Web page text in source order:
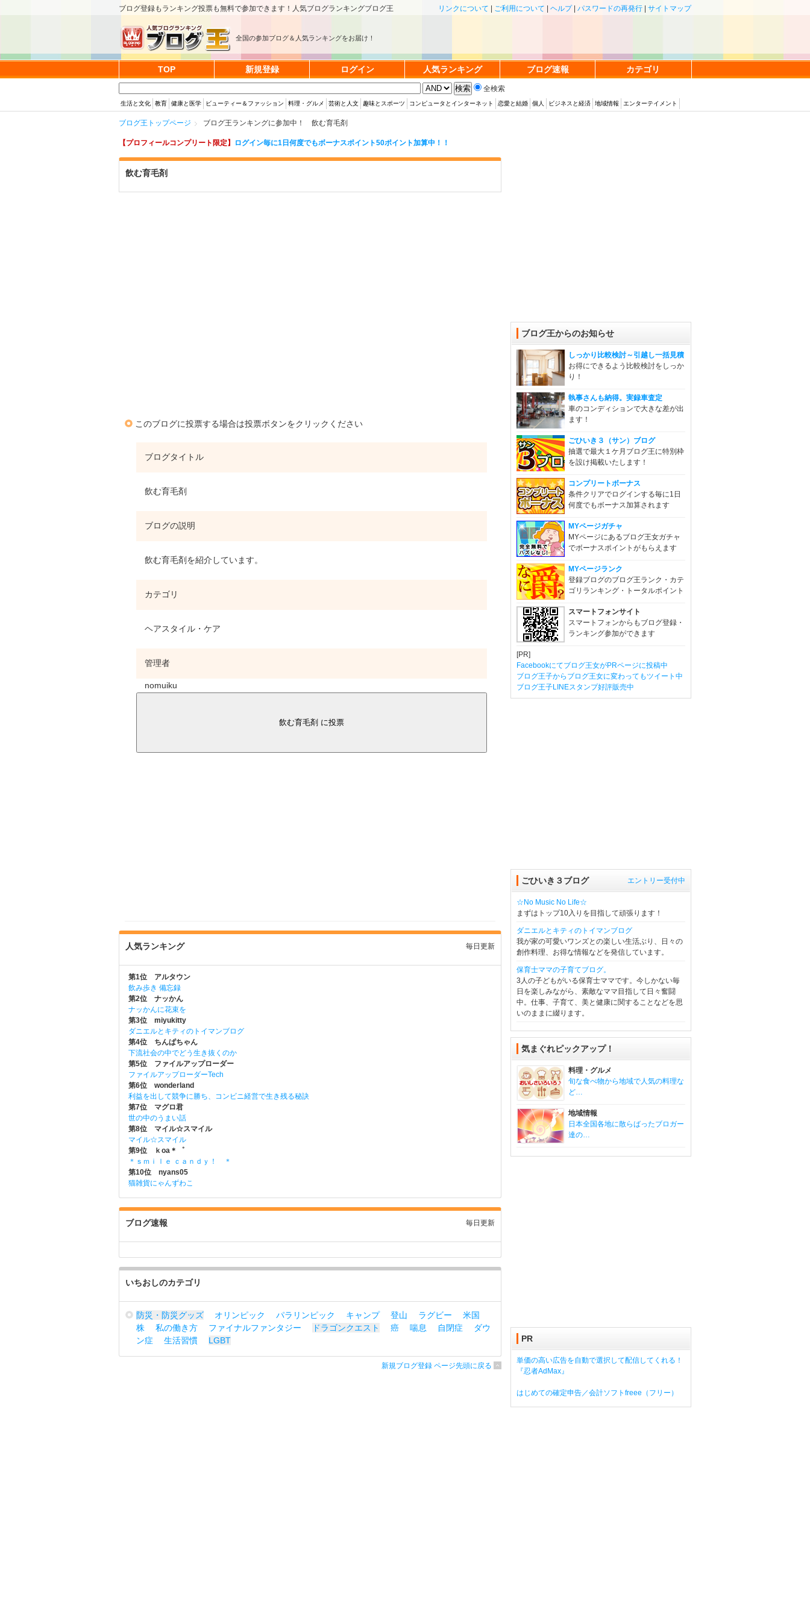
ブログ登録もランキング投票も無料で参加できます！人気ブログランキングブログ王 リンクについて ご利用について ヘルプ| パスワードの再発行 サイトマップ
全国の参加ブログ＆人気ランキングをお届け！
TOP 新規登録 ログイン 人気ランキング ブログ速報 カテゴリ
全検索
生活と文化 教育 健康と医学 ビューティー＆ファッション 料理・グルメ 芸術と人文 趣味とスポーツ コンピュータとインターネット 恋愛と結婚 個人 ビジネスと経済 地域情報 エンターテイメント
ブログ王トップページ ブログ王ランキングに参加中！ 飲む育毛剤
【プロフィールコンプリート限定】 ログイン毎に1日何度でもボーナスポイント50ポイント加算中！！
飲む育毛剤
このブログに投票する場合は投票ボタンをクリックください
ブログタイトル
飲む育毛剤
ブログの説明
飲む育毛剤を紹介しています。
カテゴリ
ヘアスタイル・ケア
管理者
nomuiku
人気ランキング 毎日更新
第1位 アルタウン
飲み歩き 備忘録
第2位 ナッかん
ナッかんに花束を
第3位 miyukitty
ダニエルとキティのトイマンブログ
第4位 ちんぱちゃん
下流社会の中でどう生き抜くのか
第5位 ファイルアップローダー
ファイルアップローダーTech
第6位 wonderland
利益を出して競争に勝ち、コンビニ経営で生き残る秘訣
第7位 マグロ君
世の中のうまい話
第8位 マイル☆スマイル
マイル☆スマイル
第9位 ｋoa＊゜
＊ｓｍｉｌｅ ｃａｎｄｙ！ ＊
第10位 nyans05
猫雑貨にゃんずわこ
ブログ速報 毎日更新
いちおしのカテゴリ
防災・防災グッズ オリンピック パラリンピック キャンプ 登山 ラグビー
米国
株
私の働き方 ファイナルファンタジー ドラゴンクエスト 癌 喘息 自閉症
ダウ
ン症
生活習慣 LGBT
新規ブログ登録 ページ先頭に戻る
ブログ王からのお知らせ
しっかり比較検討～引越し一括見積
お得にできるよう比較検討をしっか
り！
執事さんも納得。実録車査定
車のコンディションで大きな差が出
ます！
ごひいき３（サン）ブログ
抽選で最大１ケ月ブログ王に特別枠
を設け掲載いたします！
コンプリートボーナス
条件クリアでログインする毎に1日
何度でもボーナス加算されます
MYページガチャ
MYページにあるブログ王女ガチャ
でボーナスポイントがもらえます
MYページランク
登録ブログのブログ王ランク・カテ
ゴリランキング・トータルポイント
スマートフォンサイト
スマートフォンからもブログ登録・
ランキング参加ができます
[PR]
Facebookにてブログ王女がPRページに投稿中
ブログ王子からブログ王女に変わってもツイート中
ブログ王子LINEスタンプ好評販売中
エントリー受付中
ごひいき３ブログ
☆No Music No Life☆
まずはトップ10入りを目指して頑張ります！
ダニエルとキティのトイマンブログ
我が家の可愛いワンズとの楽しい生活ぶり、日々の
創作料理、お得な情報などを発信しています。
保育士ママの子育てブログ。
3人の子どもがいる保育士ママです。今しかない毎
日を楽しみながら、素敵なママ目指して日々奮闘
中。仕事、子育て、美と健康に関することなどを思
いのままに綴ります。
気まぐれピックアップ！
料理・グルメ
旬な食べ物から地域で人気の料理な
ど…
地域情報
日本全国各地に散らばったブロガー
達の…
PR
単価の高い広告を自動で選択して配信してくれる！
『忍者AdMax』
はじめての確定申告／会計ソフトfreee（フリー）